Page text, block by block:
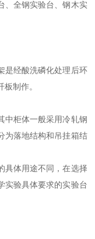
全钢实验台、钢木实
经酸洗磷化处理后环
制作。
柜体一般采用冷轧钢
为落地结构和吊挂箱结
体用途不同，在选择
实验具体要求的实验台